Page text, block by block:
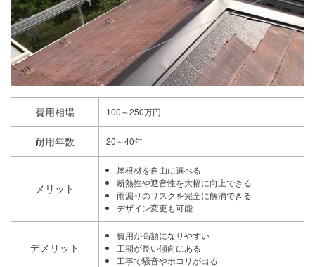
費用相場 100～250万円
耐用年数 20～40年
メリット
屋根材を自由に選べる
断熱性や遮音性を大幅に向上できる
雨漏りのリスクを完全に解消できる
デザイン変更も可能
デメリット
費用が高額になりやすい
工期が長い傾向にある
工事で騒音やホコリが出る